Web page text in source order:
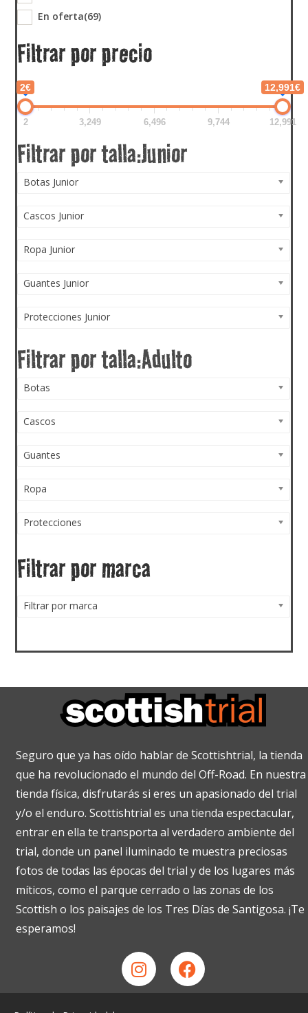
En oferta(69)
Filtrar por precio
2€ 12,991€
2 3,249 6,496 9,744 12,991
Botas Junior
Cascos Junior
Ropa Junior
Guantes Junior
Protecciones Junior
Botas
Cascos
Guantes
Ropa
Protecciones
Filtrar por marca
Filtrar por marca
Seguro que ya has oído hablar de Scottishtrial, la tienda
que ha revolucionado el mundo del Off-Road. En nuestra
tienda física, disfrutarás si eres un apasionado del trial
y/o el enduro. Scottishtrial es una tienda espectacular,
entrar en ella te transporta al verdadero ambiente del
trial, donde un panel iluminado te muestra preciosas
fotos de todas las épocas del trial y de los lugares más
míticos, como el parque cerrado o las zonas de los
Scottish o los paisajes de los Tres Días de Santigosa. ¡Te
esperamos!